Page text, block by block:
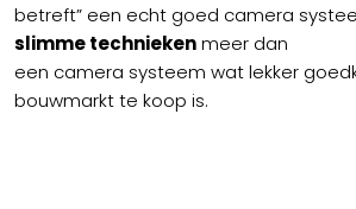
betreft” een echt goed camera
slimme techniekenmeer dan
een camera systeem wat lekker
bouwmarkt te koop is.